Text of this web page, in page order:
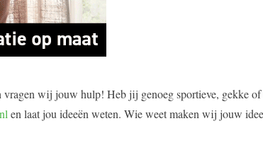
vragen wij jouw hulp! Heb jij genoeg sportieve, gekke
en laat jou ideeën weten. Wie weet maken wij jouw